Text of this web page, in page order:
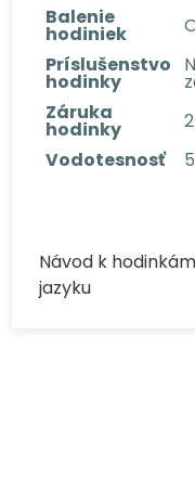
Balenie
hodiniek
Príslušenstvo
hodinky
Záruka
hodinky
Vodotesnosť
Návod k
jazyku